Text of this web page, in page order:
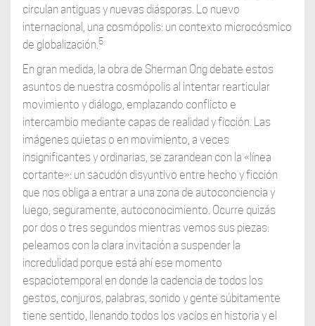
circulan antiguas y nuevas diásporas. Lo nuevo
internacional, una cosmópolis: un contexto microcósmico
de globalización.5
En gran medida, la obra de Sherman Ong debate estos
asuntos de nuestra cosmópolis al intentar rearticular
movimiento y diálogo, emplazando conflicto e
intercambio mediante capas de realidad y ficción. Las
imágenes quietas o en movimiento, a veces
insignificantes y ordinarias, se zarandean con la «línea
cortante»: un sacudón disyuntivo entre hecho y ficción
que nos obliga a entrar a una zona de autoconciencia y
luego, seguramente, autoconocimiento. Ocurre quizás
por dos o tres segundos mientras vemos sus piezas:
peleamos con la clara invitación a suspender la
incredulidad porque está ahí ese momento
espaciotemporal en donde la cadencia de todos los
gestos, conjuros, palabras, sonido y gente súbitamente
tiene sentido, llenando todos los vacíos en historia y el